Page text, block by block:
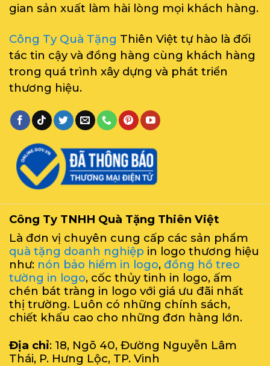
gian sản xuất làm hài lòng mọi khách hàng.
Công Ty Quà Tặng Thiên Việt tự hào là đối
tác tin cậy và đồng hàng cùng khách hàng
trong quá trình xây dựng và phát triển
thương hiệu.
Công Ty TNHH Quà Tặng Thiên Việt
Là đơn vị chuyên cung cấp các sản phẩm
quà tặng doanh nghiệp in logo thương hiệu
như: nón bảo hiểm in logo, đồng hồ treo
tường in logo, cốc thủy tinh in logo, ấm
chén bát tràng in logo với giá ưu đãi nhất
thị trường. Luôn có những chính sách,
chiết khấu cao cho những đơn hàng lớn.
Địa chỉ: 18, Ngõ 40, Đường Nguyễn Lâm
Thái, P. Hưng Lộc, TP. Vinh